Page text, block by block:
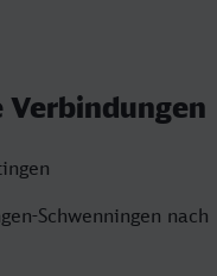
Verbindungen
Schwenningen nach